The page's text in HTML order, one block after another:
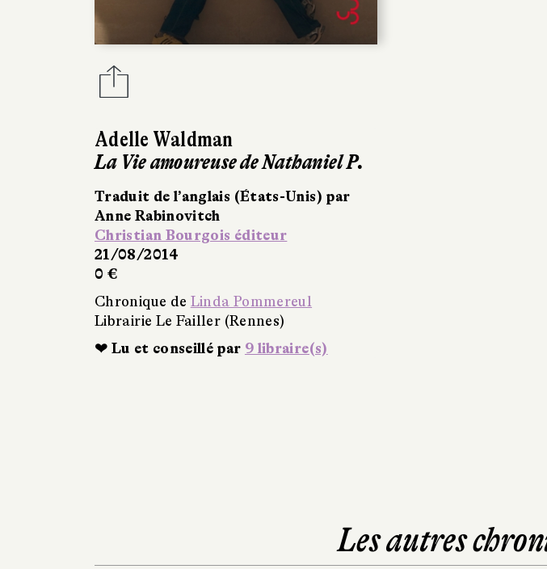
Adelle Waldman
La Vie amoureuse de Nathaniel P.
Traduit de l’anglais (États-Unis) par
Anne Rabinovitch
Christian Bourgois éditeur
21/08/2014
0 €
Chronique de Linda Pommereul
Librairie Le Failler (Rennes)
❤ Lu et conseillé par 9 libraire(s)
Les autres